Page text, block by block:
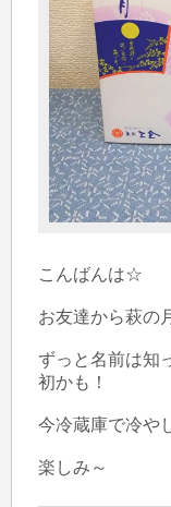
こんばんは☆
お友達から萩の
ずっと名前は知
初かも！
今冷蔵庫で冷や
楽しみ～